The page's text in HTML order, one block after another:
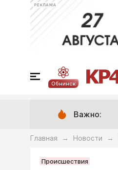
РЕКЛАМА
Обнинск
Важно:
Главная → Новости →
Происшествия